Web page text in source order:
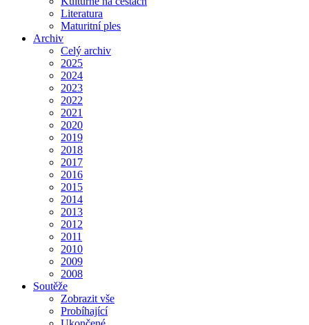
Literatura
Maturitní ples
Archiv
Celý archiv
2025
2024
2023
2022
2021
2020
2019
2018
2017
2016
2015
2014
2013
2012
2011
2010
2009
2008
Soutěže
Zobrazit vše
Probíhající